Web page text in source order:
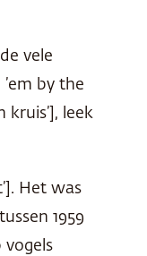
vele
by the
kruis’], leek
Het was
1959
vogels